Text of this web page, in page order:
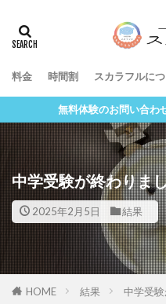
料金 時間割 スカラフルに
無料体験のお問い合わせはこち
中学受験が終わりま
2025年2月5日 結果
HOME 結果 中学受